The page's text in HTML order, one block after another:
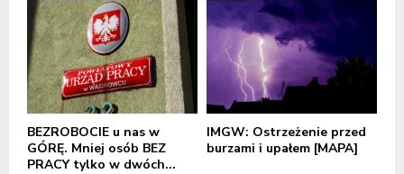
BEZROBOCIE u nas w
GÓRĘ. Mniej osób BEZ
PRACY tylko w dwóch...
IMGW: Ostrzeżenie przed
burzami i upałem [MAPA]